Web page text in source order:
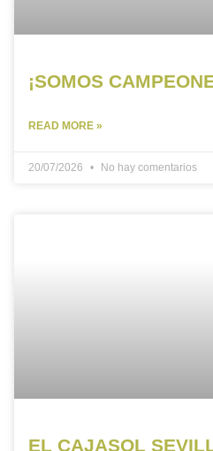
¡SOMOS
READ MORE »
20/07/2026 No hay comentarios
EL CAJASOL